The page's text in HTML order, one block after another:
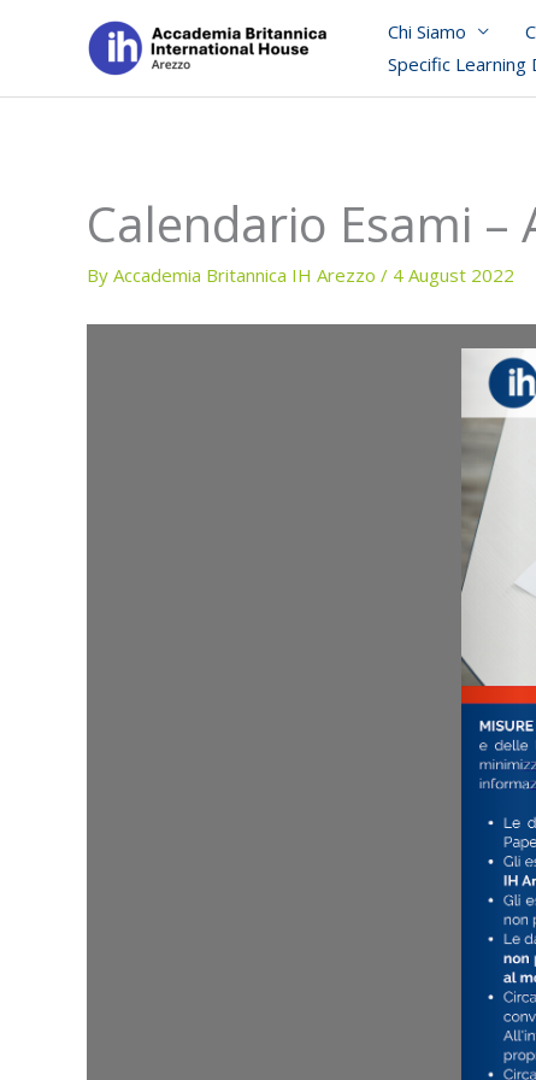
Chi Siamo
Specific Learning
Calendario Esami
By Accademia Britannica IH Arezzo / 4 August 2022